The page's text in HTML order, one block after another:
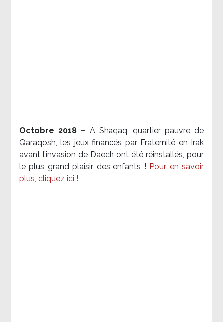
– – – – –
Octobre 2018 – A Shaqaq, quartier pauvre de
Qaraqosh, les jeux financés par Fraternité en Irak​
avant l’invasion de Daech ont été réinstallés, pour
le plus grand plaisir des enfants ! Pour en savoir
plus, cliquez ici !